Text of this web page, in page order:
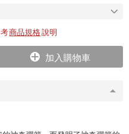
商品規格說明
加入購物車